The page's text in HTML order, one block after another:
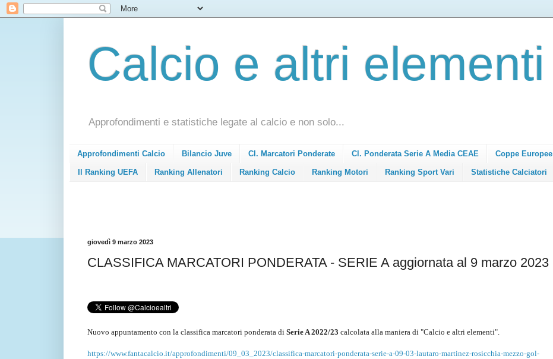
Calcio e altri elementi
Approfondimenti e statistiche legate al calcio e non solo...
Approfondimenti Calcio Bilancio Juve Cl. Marcatori Ponderate Cl. Ponderata Serie A Media CEAE Coppe Europee
Il Ranking UEFA Ranking Allenatori Ranking Calcio Ranking Motori Ranking Sport Vari Statistiche Calciatori
giovedì 9 marzo 2023
CLASSIFICA MARCATORI PONDERATA - SERIE A aggiornata al 9 marzo 2023
Nuovo appuntamento con la classifica marcatori ponderata di Serie A 2022/23 calcolata alla maniera di "Calcio e altri elementi".
https://www.fantacalcio.it/approfondimenti/09_03_2023/classifica-marcatori-ponderata-serie-a-09-03-lautaro-martinez-rosicchia-mezzo-gol-